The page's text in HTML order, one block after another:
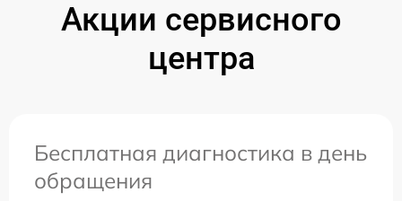
Акции сервисного
центра
Бесплатная диагностика в день
обращения